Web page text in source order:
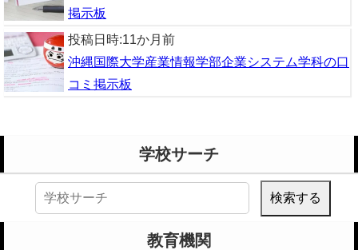
掲示板
投稿日時:11か月前
沖縄国際大学産業情報学部企業システム学科の口
コミ掲示板
学校サーチ
検
教育機関